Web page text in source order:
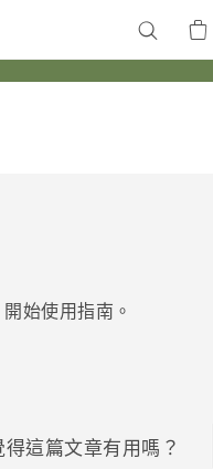
開始使用指南。
得這篇文章有用嗎？